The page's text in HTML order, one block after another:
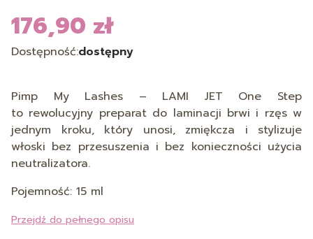
Cena
176,90 zł
Dostępność:dostępny
Pimp My Lashes – LAMI JET One Step
to rewolucyjny preparat do laminacji brwi i rzęs w
jednym kroku, który unosi, zmiękcza i stylizuje
włoski bez przesuszenia i bez konieczności użycia
neutralizatora.
Pojemność: 15 ml
Przejdź do pełnego opisu